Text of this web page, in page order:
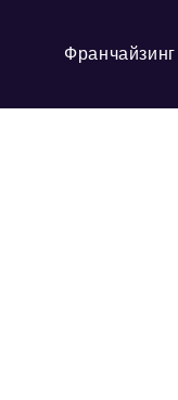
Франчайзинг